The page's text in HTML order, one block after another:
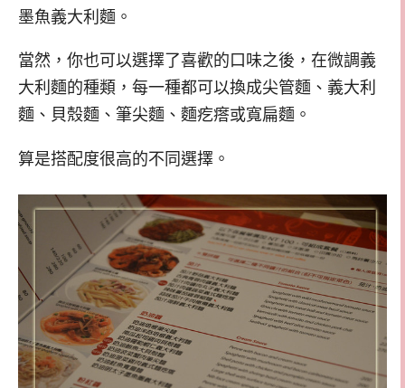
墨魚義大利麵。
當然，你也可以選擇了喜歡的口味之後，在微調義
大利麵的種類，每一種都可以換成尖管麵、義大利
麵、貝殼麵、筆尖麵、麵疙瘩或寬扁麵。
算是搭配度很高的不同選擇。